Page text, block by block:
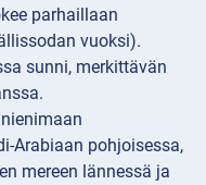
parhaillaan
vuoksi).
sunni, merkittävän
Arabiaan pohjoisessa,
mereen lännessä ja